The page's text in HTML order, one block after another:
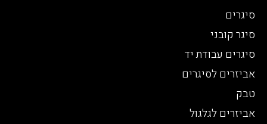
סיגרים
סיגר קובני
סיגרים עבודת יד
אביזרים לסיגרים
טבק
אביזרים לגלגול